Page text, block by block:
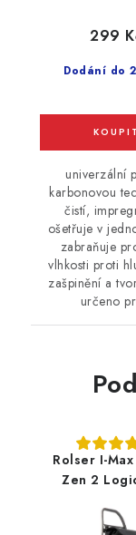
Dodání do
299
univerzální
karbonovou
čistí,
ošetřuje v
zabraňuje
vlhkosti proti
zašpinění a
určeno
Rolser I-
Zen 2
kolečkách,